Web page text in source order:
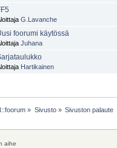
G.Lavanche
foorumi käytössä
Juhana
Hartikainen
» Sivusto» Sivuston palaute
aihe